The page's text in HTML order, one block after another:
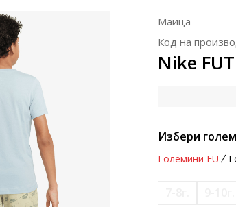
Маица
Код на
Nike
Избери
Големини EU